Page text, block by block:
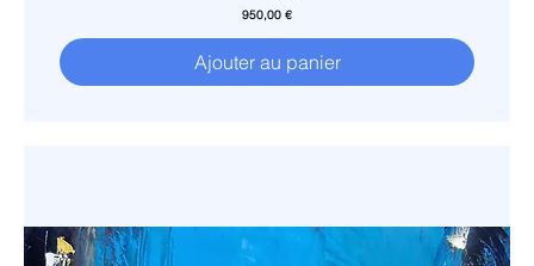
Prix
950,00 €
Ajouter au panier